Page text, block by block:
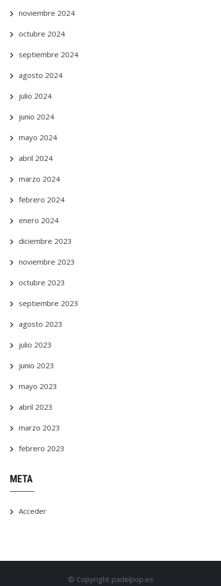
noviembre 2024
octubre 2024
septiembre 2024
agosto 2024
julio 2024
junio 2024
mayo 2024
abril 2024
marzo 2024
febrero 2024
enero 2024
diciembre 2023
noviembre 2023
octubre 2023
septiembre 2023
agosto 2023
julio 2023
junio 2023
mayo 2023
abril 2023
marzo 2023
febrero 2023
META
Acceder
© Copyright padelpop.es